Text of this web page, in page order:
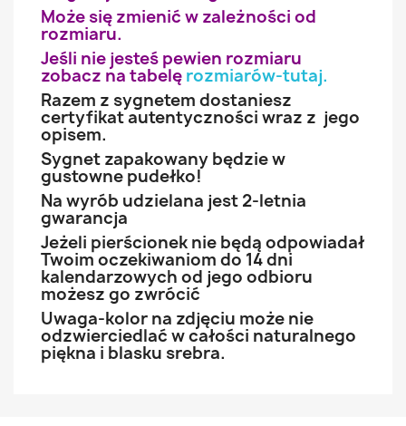
Może się zmienić w zależności od
rozmiaru.
Jeśli nie jesteś pewien rozmiaru
zobacz na tabelę rozmiarów-tutaj.
Razem z sygnetem dostaniesz
certyfikat autentyczności wraz z jego
opisem.
Sygnet zapakowany będzie w
gustowne pudełko!
Na wyrób udzielana jest 2-letnia
gwarancja
Jeżeli pierścionek nie będą odpowiadał
Twoim oczekiwaniom do 14 dni
kalendarzowych od jego odbioru
możesz go zwrócić
Uwaga-kolor na zdjęciu może nie
odzwierciedlać w całości naturalnego
piękna i blasku srebra.